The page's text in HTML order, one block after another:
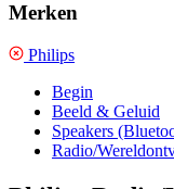
Merken
Philips
Begin
Beeld & Geluid
Speakers
Radio/